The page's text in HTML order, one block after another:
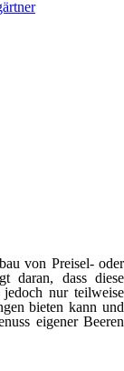
von Preisel- oder
daran, dass diese
nur teilweise
bieten kann und
eigener Beeren